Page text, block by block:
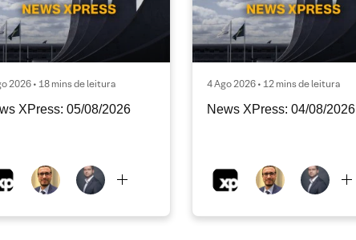
2026 • 18 mins de leitura
XPress: 05/08/2026
4 Ago 2026 • 12 mins de leitura
News XPress: 04/08/2026